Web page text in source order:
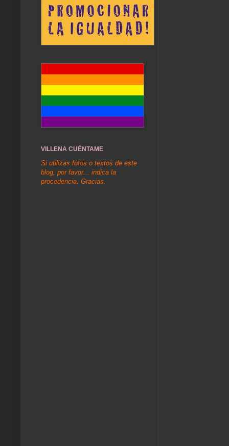
VILLENA CUÉNTAME
Si utilizas fotos o textos de este
blog, por favor... indica la
procedencia. Gracias.